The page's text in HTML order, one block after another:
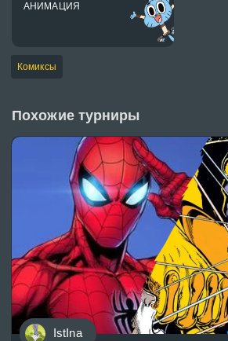
АНИМАЦИЯ
Комиксы
Похожие турниры
IstIna